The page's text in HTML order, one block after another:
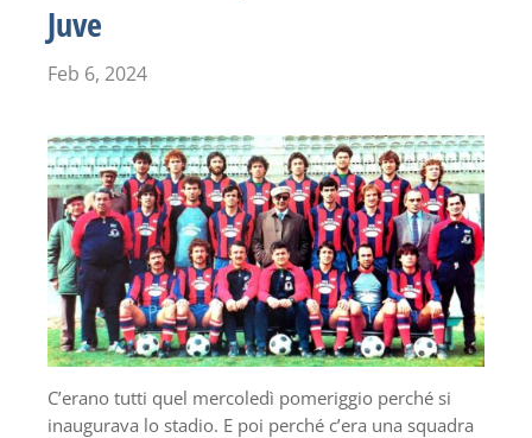
Juve
Feb 6, 2024
C’erano tutti quel mercoledì pomeriggio perché si
inaugurava lo stadio. E poi perché c’era una squadra